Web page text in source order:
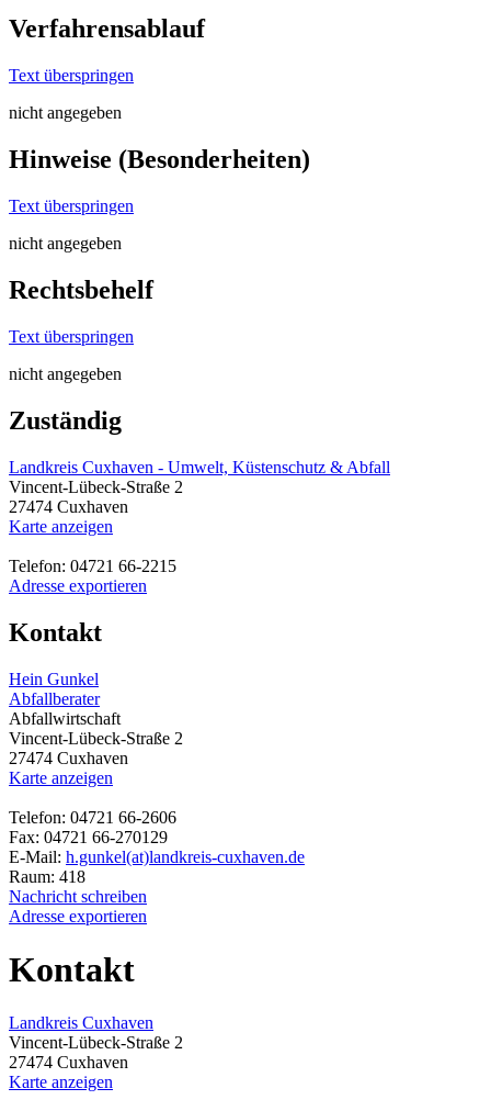
Verfahrensablauf
Text überspringen
nicht angegeben
Hinweise (Besonderheiten)
Text überspringen
nicht angegeben
Rechtsbehelf
Text überspringen
nicht angegeben
Zuständig
Landkreis Cuxhaven - Umwelt, Küstenschutz & Abfall
Vincent-Lübeck-Straße 2
27474 Cuxhaven
Karte anzeigen
Telefon: 04721 66-2215
Adresse exportieren
Kontakt
Hein Gunkel
Abfallberater
Abfallwirtschaft
Vincent-Lübeck-Straße 2
27474 Cuxhaven
Karte anzeigen
Telefon: 04721 66-2606
Fax: 04721 66-270129
E-Mail: h.gunkel(at)landkreis-cuxhaven.de
Raum: 418
Nachricht schreiben
Adresse exportieren
Kontakt
Landkreis Cuxhaven
Vincent-Lübeck-Straße 2
27474 Cuxhaven
Karte anzeigen